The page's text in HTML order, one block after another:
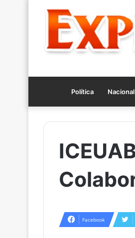
Política Nacional
Facebook